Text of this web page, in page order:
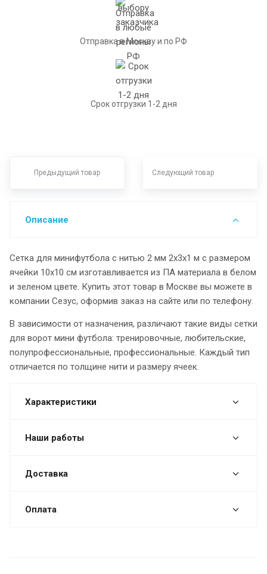
Отправка в Москву и по РФ
Срок отгрузки 1-2 дня
Предыдущий товар Следующий товар
Описание
Сетка для минифутбола с нитью 2 мм 2х3х1 м с размером
ячейки 10х10 см изготавливается из ПА материала в белом
и зеленом цвете. Купить этот товар в Москве вы можете в
компании Сезус, оформив заказ на сайте или по телефону.
В зависимости от назначения, различают такие виды сетки
для ворот мини футбола: тренировочные, любительские,
полупрофессиональные, профессиональные. Каждый тип
отличается по толщине нити и размеру ячеек.
Характеристики
Наши работы
Доставка
Оплата